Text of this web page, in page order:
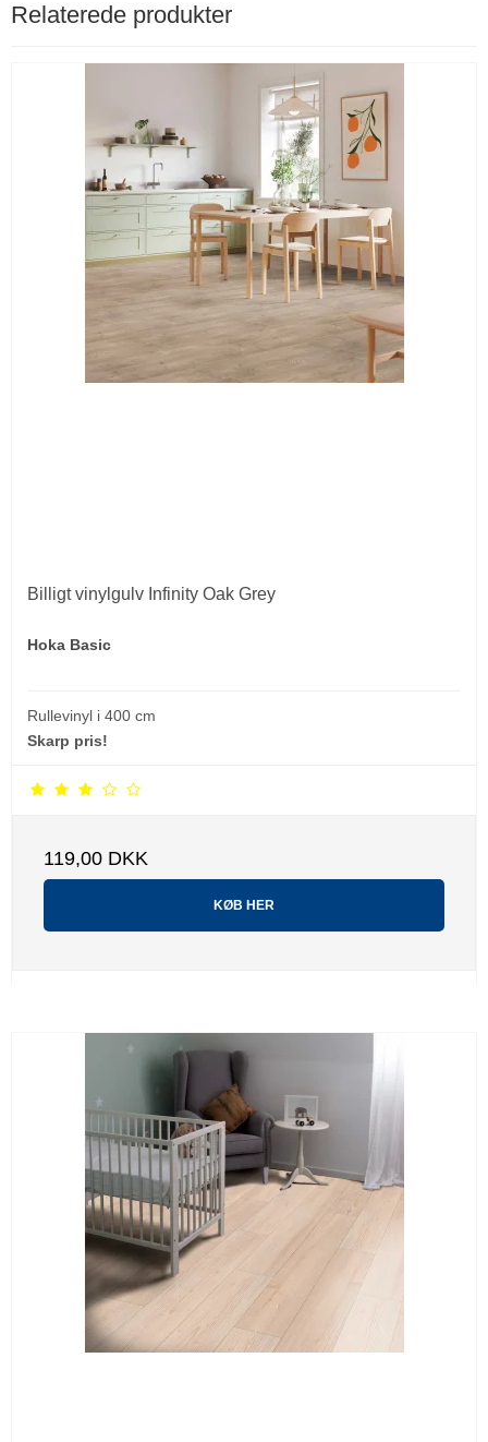
Relaterede produkter
Billigt vinylgulv Infinity Oak Grey
Hoka Basic
Rullevinyl i 400 cm
Skarp pris!
119,00 DKK
KØB HER